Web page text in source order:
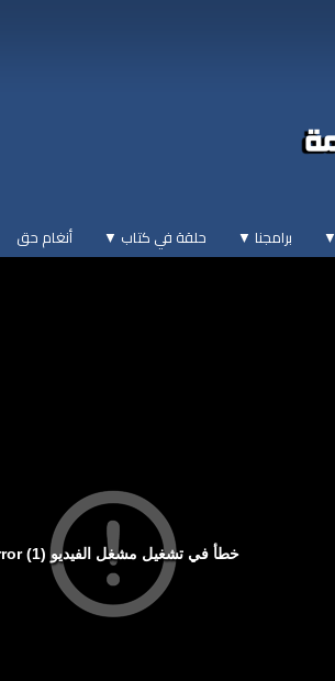
برامجنا ▼ حلقة في كتاب ▼ أنغام حق
خطأ في تشغيل مشغل الفيديو (1) error